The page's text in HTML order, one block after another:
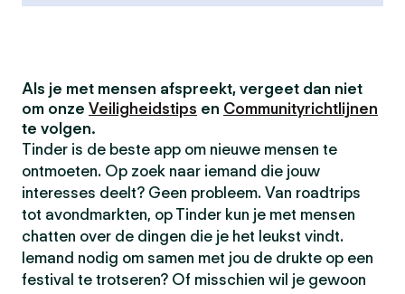
Als je met mensen afspreekt, vergeet dan niet
om onze Veiligheidstips en Communityrichtlijnen
te volgen.
Tinder is de beste app om nieuwe mensen te
ontmoeten. Op zoek naar iemand die jouw
interesses deelt? Geen probleem. Van roadtrips
tot avondmarkten, op Tinder kun je met mensen
chatten over de dingen die je het leukst vindt.
Iemand nodig om samen met jou de drukte op een
festival te trotseren? Of misschien wil je gewoon